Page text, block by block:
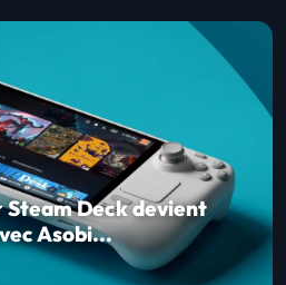
Steam Deck devient
Asobi...